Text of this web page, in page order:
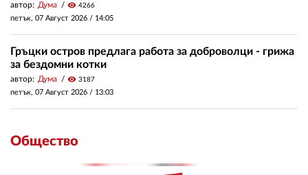
автор: Дума visibility 4266
петък, 07 Август 2026 / 14:05
Гръцки остров предлага работа за доброволци - грижа
за бездомни котки
автор: Дума visibility 3187
петък, 07 Август 2026 / 13:03
Общество